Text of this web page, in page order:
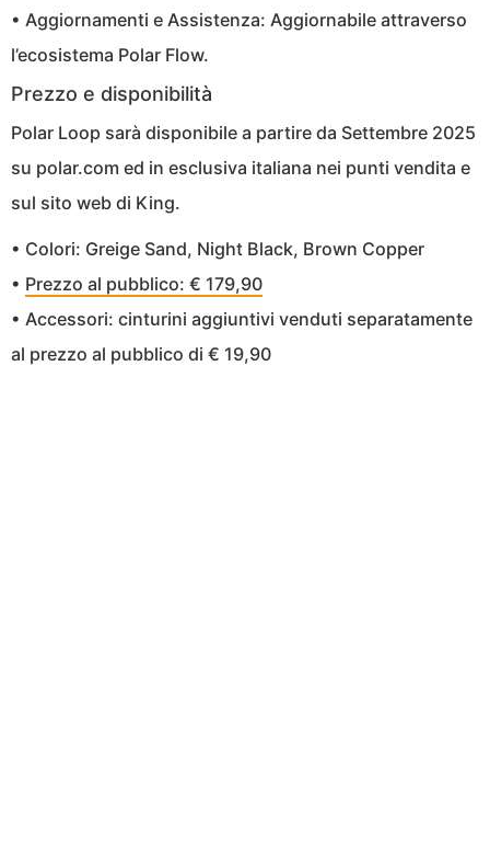
• Aggiornamenti e Assistenza: Aggiornabile attraverso
l’ecosistema Polar Flow.
Prezzo e disponibilità
Polar Loop sarà disponibile a partire da Settembre 2025
su polar.com ed in esclusiva italiana nei punti vendita e
sul sito web di King.
• Colori: Greige Sand, Night Black, Brown Copper
• Prezzo al pubblico: € 179,90
• Accessori: cinturini aggiuntivi venduti separatamente
al prezzo al pubblico di € 19,90